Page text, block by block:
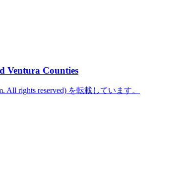
Ventura Counties
All rights reserved) を転載しています。